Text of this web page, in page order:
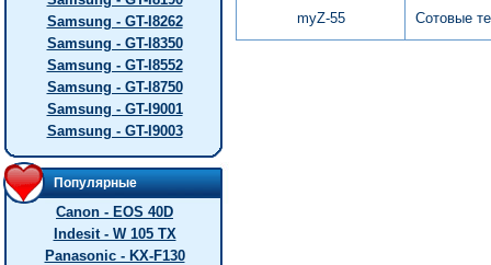
Samsung - GT-I8262
Samsung - GT-I8350
Samsung - GT-I8552
Samsung - GT-I8750
Samsung - GT-I9001
Samsung - GT-I9003
Популярные
Canon - EOS 40D
Indesit - W 105 TX
Panasonic - KX-F130
myZ-55 Сотовые